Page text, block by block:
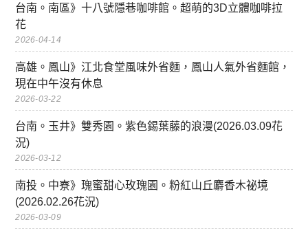
台南。南區》十八號隱巷咖啡館。超萌的3D立體咖啡拉
花
2026-04-14
高雄。鳳山》江北食堂風味外省麵，鳳山人氣外省麵館，
現在中午沒有休息
2026-03-22
台南。玉井》雙秀園。紫色錫葉藤的浪漫(2026.03.09花
況)
2026-03-12
南投。中寮》瑰蜜甜心玫瑰園。粉紅山丘麝香木祕境
(2026.02.26花況)
2026-03-09